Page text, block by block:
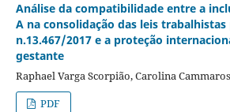
Análise da compatibilidade entre a
A na consolidação das leis trabalhistas
n.13.467/2017 e a proteção
gestante
Raphael Varga Scorpião, Carolina
PDF